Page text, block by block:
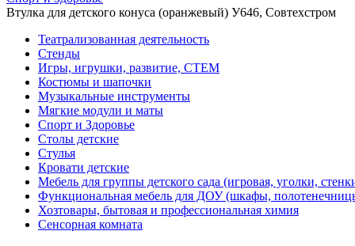
Втулка для детского конуса (оранжевый) У646, Совтехстром
Театрализованная деятельность
Стенды
Игры, игрушки, развитие, СТЕМ
Костюмы и шапочки
Музыкальные инструменты
Мягкие модули и маты
Спорт и Здоровье
Столы детские
Стулья
Кровати детские
Мебель для группы детского сада (игровая, уголки,
Функциональная мебель для ДОУ (шкафы,
Хозтовары, бытовая и профессиональная химия
Сенсорная комната